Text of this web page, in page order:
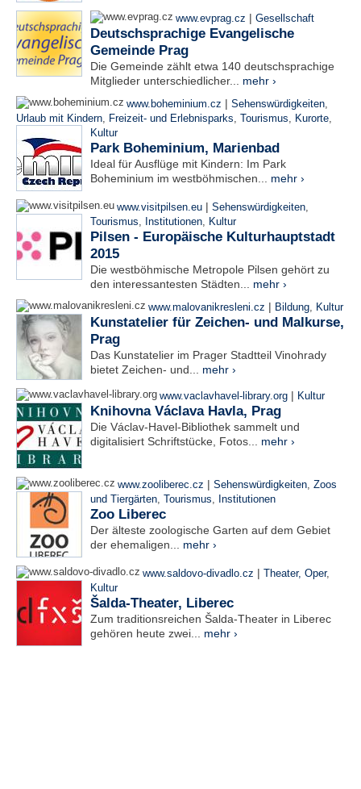
www.evprag.cz | Gesellschaft
Deutschsprachige Evangelische
Gemeinde Prag
Die Gemeinde zählt etwa 140 deutschsprachige
Mitglieder unterschiedlicher... mehr ›
www.boheminium.cz | Sehenswürdigkeiten,
Urlaub mit Kindern, Freizeit- und Erlebnisparks, Tourismus, Kurorte,
Kultur
Park Boheminium, Marienbad
Ideal für Ausflüge mit Kindern: Im Park
Boheminium im westböhmischen... mehr ›
www.visitpilsen.eu | Sehenswürdigkeiten,
Tourismus, Institutionen, Kultur
Pilsen - Europäische Kulturhauptstadt
2015
Die westböhmische Metropole Pilsen gehört zu
den interessantesten Städten... mehr ›
www.malovanikresleni.cz | Bildung, Kultur
Kunstatelier für Zeichen- und Malkurse,
Prag
Das Kunstatelier im Prager Stadtteil Vinohrady
bietet Zeichen- und... mehr ›
www.vaclavhavel-library.org | Kultur
Knihovna Václava Havla, Prag
Die Václav-Havel-Bibliothek sammelt und
digitalisiert Schriftstücke, Fotos... mehr ›
www.zooliberec.cz | Sehenswürdigkeiten, Zoos
und Tiergärten, Tourismus, Institutionen
Zoo Liberec
Der älteste zoologische Garten auf dem Gebiet
der ehemaligen... mehr ›
www.saldovo-divadlo.cz | Theater, Oper,
Kultur
Šalda-Theater, Liberec
Zum traditionsreichen Šalda-Theater in Liberec
gehören heute zwei... mehr ›